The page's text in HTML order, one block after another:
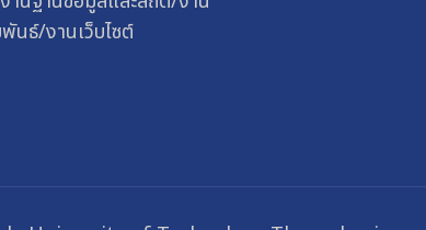
นธ์/งานเว็บไซต์